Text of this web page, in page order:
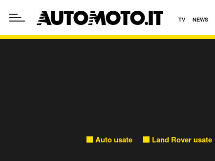
TV NEWS
Auto usate Land Rover usate